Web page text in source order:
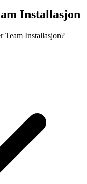
Installasjon
Team Installasjon?